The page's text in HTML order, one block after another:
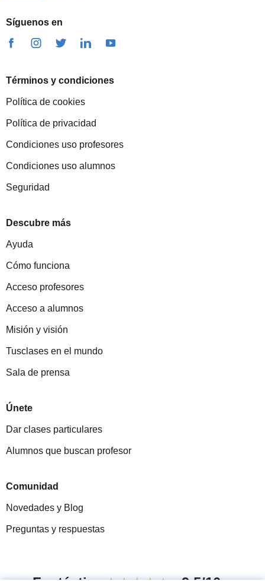
Síguenos en
Términos y condiciones
Política de cookies
Política de privacidad
Condiciones uso profesores
Condiciones uso alumnos
Seguridad
Descubre más
Ayuda
Cómo funciona
Acceso profesores
Acceso a alumnos
Misión y visión
Tusclases en el mundo
Sala de prensa
Únete
Dar clases particulares
Alumnos que buscan profesor
Comunidad
Novedades y Blog
Preguntas y respuestas